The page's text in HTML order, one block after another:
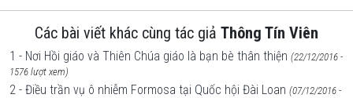
Các bài viết khác cùng tác giả Thông Tín Viên
1 - Nơi Hồi giáo và Thiên Chúa giáo là bạn bè thân thiện (22/12/2016 -
1576 lượt xem)
2 - Điều trần vụ ô nhiễm Formosa tại Quốc hội Đài Loan (07/12/2016 -